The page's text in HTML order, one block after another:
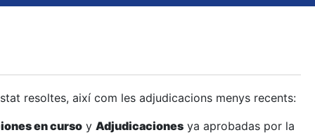
resoltes, així com les adjudicacions menys recents:
en curso y Adjudicaciones ya aprobadas por la